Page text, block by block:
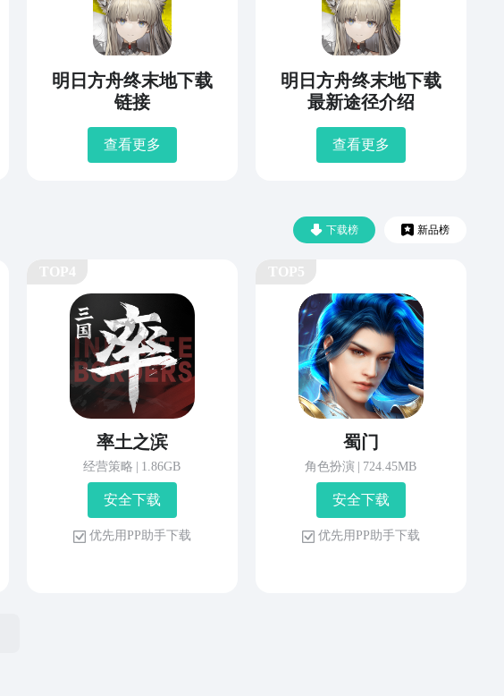
明日方舟终末地下载
链接
查看更多
明日方舟终末地下载
最新途径介绍
查看更多
下载榜 新品榜
率土之滨
经营策略 1.86GB
安 全 下 载
优 先 用 P P 助 手 下 载
蜀门
角色扮演 724.45MB
安 全 下 载
优 先 用 P P 助 手 下 载